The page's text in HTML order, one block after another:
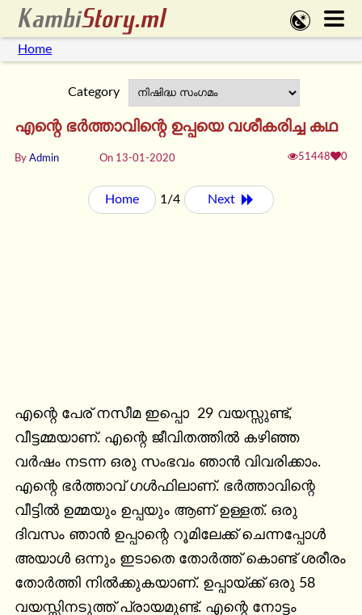
Home
Category
എന്റെ ഭർത്താവിന്റെ ഉപ്പയെ വശീകരിച്ച കഥ
By Admin On 13-01-2020 51448 0
Home 1/4 Next
എന്റെ പേര് നസീമ ഇപ്പൊ  29 വയസ്സുണ്ട്,
വീട്ടമ്മയാണ്. എന്റെ ജീവിതത്തിൽ കഴിഞ്ഞ
വർഷം നടന്ന ഒരു സംഭവം ഞാൻ വിവരിക്കാം.
എന്റെ ഭർത്താവ് ഗൾഫിലാണ്. ഭർത്താവിന്റെ
വീട്ടിൽ ഉമ്മയും ഉപ്പയും ആണ് ഉള്ളത്. ഒരു
ദിവസം ഞാൻ ഉപ്പാന്റെ റൂമിലേക്ക് ചെന്നപ്പോൾ
അയാൾ ഒന്നും ഇടാതെ തോർത്ത് കൊണ്ട് ശരീരം
തോർത്തി നിൽക്കുകയാണ്. ഉപ്പായ്ക്ക് ഒരു 58
വയസ്സിനടുത്ത് പ്രായമുണ്ട്. എന്റെ നോട്ടം